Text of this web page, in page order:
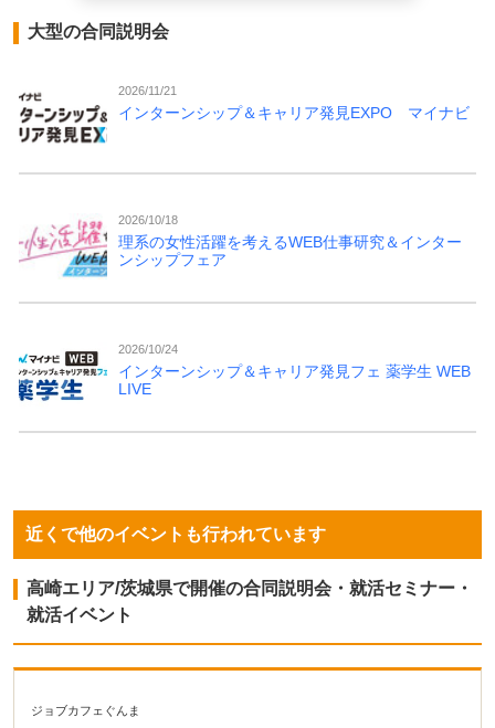
大型の合同説明会
2026/11/21
インターンシップ＆キャリア発見EXPO マイナビ
2026/10/18
理系の女性活躍を考えるWEB仕事研究＆インター
ンシップフェア
2026/10/24
インターンシップ＆キャリア発見フェ 薬学生 WEB
LIVE
近くで他のイベントも行われています
高崎エリア/茨城県で開催の合同説明会・就活セミナー・
就活イベント
ジョブカフェぐんま